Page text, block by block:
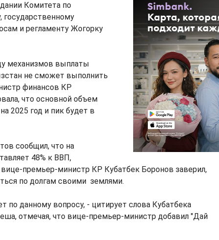
Комитета по
государственному
и регламенту Жогорку
механизмов выплаты
не сможет выполнить
финансов КР
что основной объем
2025 год и пик будет в
сообщил, что на
48% к ВВП,
премьер-министр КР Кубатбек Боронов заверил,
по долгам своими землями.
по данному вопросу, - цитирует слова Кубатбека
отмечая, что вице-премьер-министр добавил "Дай